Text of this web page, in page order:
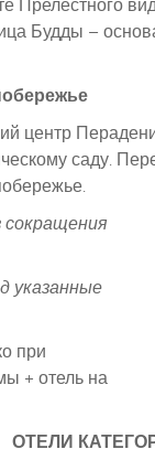
Прелестного
Будды –
центр
саду.
сокращения
указанные
при
+ отель на
ОТЕЛИ